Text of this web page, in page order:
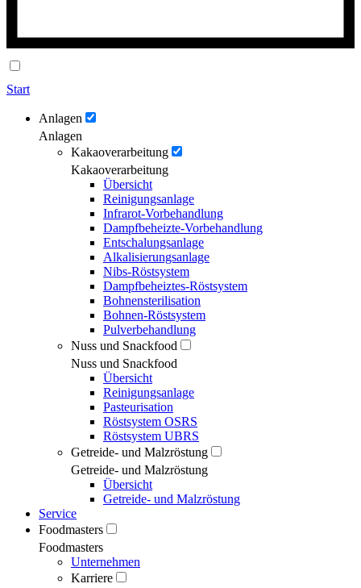
Start
Anlagen
Anlagen
Kakaoverarbeitung
Kakaoverarbeitung
Übersicht
Reinigungsanlage
Infrarot-Vorbehandlung
Dampfbeheizte-Vorbehandlung
Entschalungsanlage
Alkalisierungsanlage
Nibs-Röstsystem
Dampfbeheiztes-Röstsystem
Bohnensterilisation
Bohnen-Röstsystem
Pulverbehandlung
Nuss und Snackfood
Nuss und Snackfood
Übersicht
Reinigungsanlage
Pasteurisation
Röstsystem OSRS
Röstsystem UBRS
Getreide- und Malzröstung
Getreide- und Malzröstung
Übersicht
Getreide- und Malzröstung
Service
Foodmasters
Foodmasters
Unternehmen
Karriere